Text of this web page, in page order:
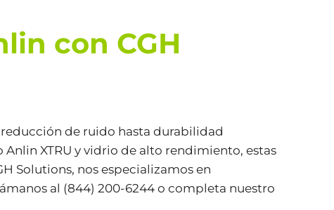
con CGH
de ruido hasta durabilidad
XTRU y vidrio de alto rendimiento, estas
Solutions, nos especializamos en
al (844) 200-6244 o completa nuestro